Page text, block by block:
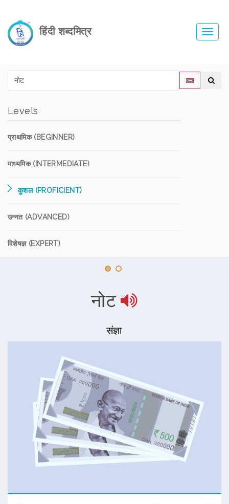
हिंदी शब्दमित्र
Levels
प्राथमिक (BEGINNER)
माध्यमिक (INTERMEDIATE)
कुशल (PROFICIENT)
उन्नत (ADVANCED)
विशेषज्ञ (EXPERT)
नोट
संज्ञा